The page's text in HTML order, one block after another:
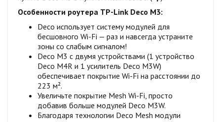
Особенности роутера TP-Link Deco M3:
Deco использует систему модулей для
бесшовного Wi-Fi — раз и навсегда устраните
зоны со слабым сигналом!
Deco M3 с двумя устройствами (1 устройство
Deco M4R и 1 усилитель Deco M3W)
обеспечивает покрытие Wi-Fi на расстоянии до
223 м².
Увеличьте покрытие Mesh Wi-Fi, просто
добавив больше модулей Deco M3W.
Благодаря технологии Deco Mesh модули